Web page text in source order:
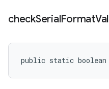
checkSerialFormat
public static